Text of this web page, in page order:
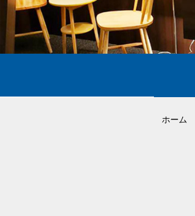
ホーム